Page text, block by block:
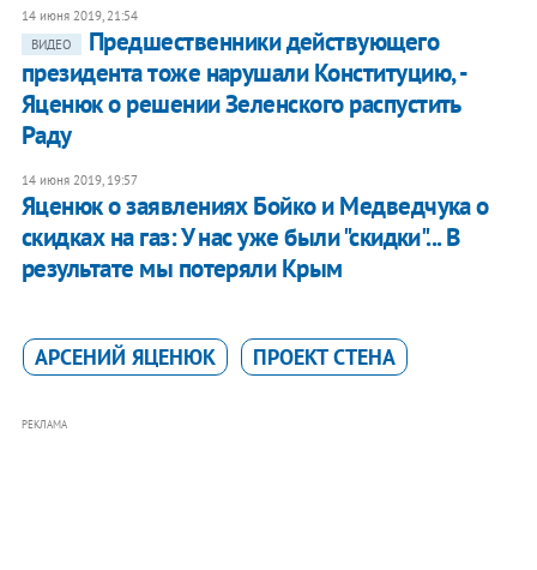
14 июня 2019, 21:54
ВИДЕО
Предшественники действующего
президента тоже нарушали Конституцию, -
Яценюк о решении Зеленского распустить
Раду
14 июня 2019, 19:57
Яценюк о заявлениях Бойко и Медведчука о
скидках на газ: У нас уже были "скидки"... В
результате мы потеряли Крым
АРСЕНИЙ ЯЦЕНЮК ПРОЕКТ СТЕНА
РЕКЛАМА